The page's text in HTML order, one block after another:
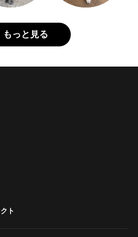
もっと見る
ト